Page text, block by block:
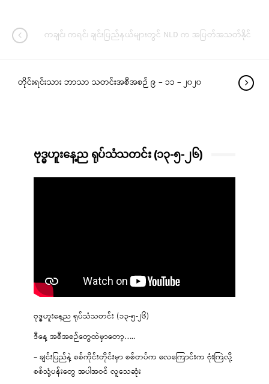
ကချင်၊ ကရင်၊ ချင်းပြည်နယ်များတွင် NLD က အပြတ်အသတ်နိုင်
တိုင်းရင်းသား ဘာသာ သတင်းအစီအစဉ် ၉ – ၁၁ – ၂၀၂၀
ဗုဒ္ဓဟူးနေ့ည ရုပ်သံသတင်း (၁၃-၅-၂၆)
ဗုဒ္ဓဟူးနေ့ည ရုပ်သံသတင်း (၁၃-၅-၂၆)
ဒီနေ့ အစီအစဉ်တွေထဲမှာတော့…..
– ချင်းပြည်နဲ့ စစ်ကိုင်းတိုင်းမှာ စစ်တပ်က လေကြောင်းက ဗုံးကြဲလို့
စစ်သုံ့ပန်းတွေ အပါအဝင် လူသေဆုံး